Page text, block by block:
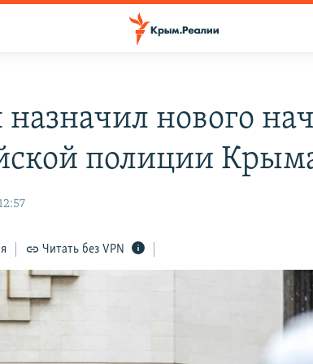
нового
полиции
Читать без VPN